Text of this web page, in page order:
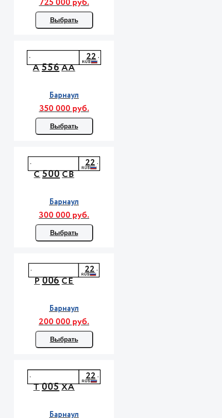
Выбрать
А556АА
22
Барнаул
350 000 руб.
Выбрать
С500СВ
22
Барнаул
300 000 руб.
Выбрать
Р006СЕ
22
Барнаул
200 000 руб.
Выбрать
Т005ХА
22
Барнаул